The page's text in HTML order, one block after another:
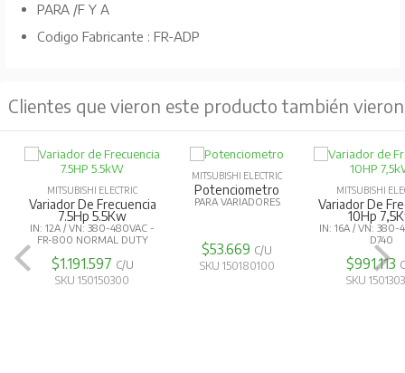
PARA /F Y A
Codigo Fabricante : FR-ADP
Clientes que vieron este producto también vieron
MITSUBISHI ELECTRIC
Variador De Frecuencia
7.5Hp 5.5Kw
IN: 12A / VN: 380-480VAC -
FR-800 NORMAL DUTY
$1.191.597 C/U
SKU 150150300
MITSUBISHI ELECTRIC
Potenciometro
PARA VARIADORES
$53.669 C/U
SKU 150180100
MITSUBISHI
Variador De
10Hp
IN: 16A / VN: 380-
D740
$991.113
SKU